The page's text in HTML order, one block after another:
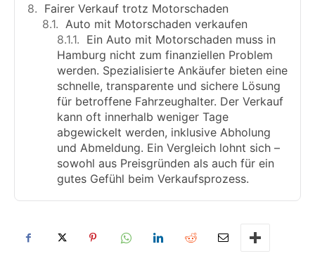
Fairer Verkauf trotz Motorschaden
Auto mit Motorschaden verkaufen
Ein Auto mit Motorschaden muss in
Hamburg nicht zum finanziellen Problem
werden. Spezialisierte Ankäufer bieten eine
schnelle, transparente und sichere Lösung
für betroffene Fahrzeughalter. Der Verkauf
kann oft innerhalb weniger Tage
abgewickelt werden, inklusive Abholung
und Abmeldung. Ein Vergleich lohnt sich –
sowohl aus Preisgründen als auch für ein
gutes Gefühl beim Verkaufsprozess.